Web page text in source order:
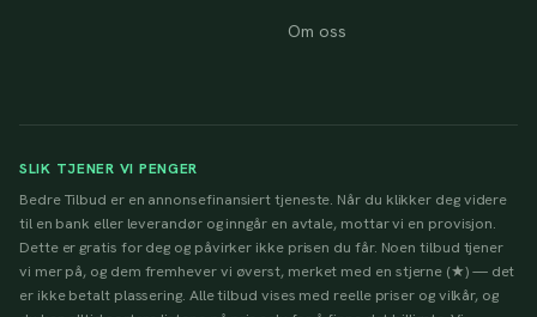
Om oss
SLIK TJENER VI PENGER
Bedre Tilbud er en annonsefinansiert tjeneste. Når du klikker deg videre
til en bank eller leverandør og inngår en avtale, mottar vi en provisjon.
Dette er gratis for deg og påvirker ikke prisen du får. Noen tilbud tjener
vi mer på, og dem fremhever vi øverst, merket med en stjerne (★) — det
er ikke betalt plassering. Alle tilbud vises med reelle priser og vilkår, og